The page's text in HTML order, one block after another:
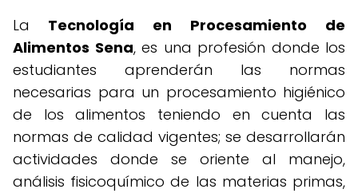
La Tecnología en Procesamiento de
Alimentos Sena, es una profesión donde los
estudiantes aprenderán las normas
necesarias para un procesamiento higiénico
de los alimentos teniendo en cuenta las
normas de calidad vigentes; se desarrollarán
actividades donde se oriente al manejo,
análisis fisicoquímico de las materias primas,